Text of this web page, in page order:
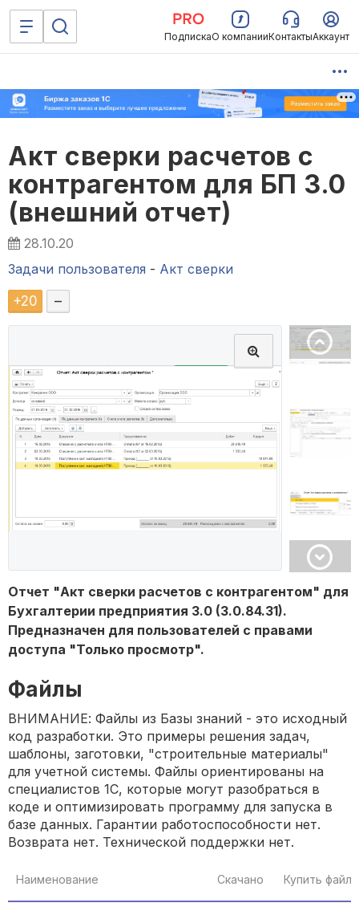
ПодпискаО компанииКонтактыАккаунт
Акт сверки расчетов с
контрагентом для БП 3.0
(внешний отчет)
28.10.20
Задачи пользователя - Акт сверки
+20 –
Отчет "Акт сверки расчетов с контрагентом" для
Бухгалтерии предприятия 3.0 (3.0.84.31).
Предназначен для пользователей с правами
доступа "Только просмотр".
Файлы
ВНИМАНИЕ: Файлы из Базы знаний - это исходный
код разработки. Это примеры решения задач,
шаблоны, заготовки, "строительные материалы"
для учетной системы. Файлы ориентированы на
специалистов 1С, которые могут разобраться в
коде и оптимизировать программу для запуска в
базе данных. Гарантии работоспособности нет.
Возврата нет. Технической поддержки нет.
Наименование Скачано Купить файл